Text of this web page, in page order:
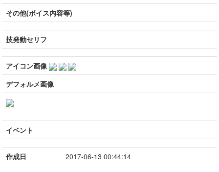
その他(ボイス内容等)
技発動セリフ
アイコン画像
デフォルメ画像
イベント
作成日 2017-06-13 00:44:14